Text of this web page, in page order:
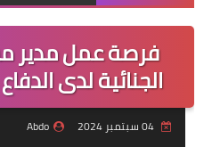
فرصة عمل مدير
الجنائية لدى
04 سبتمبر 2024
Abdo